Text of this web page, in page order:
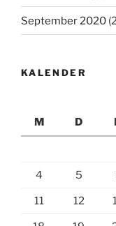
September 2020
KALENDER
M
D
4 5
11 12